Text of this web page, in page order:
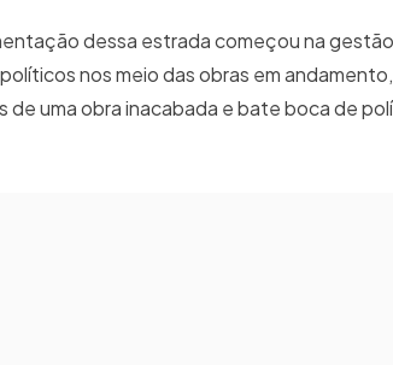
dessa estrada começou na
nos meio das obras em
de uma obra inacabada e bate boca de